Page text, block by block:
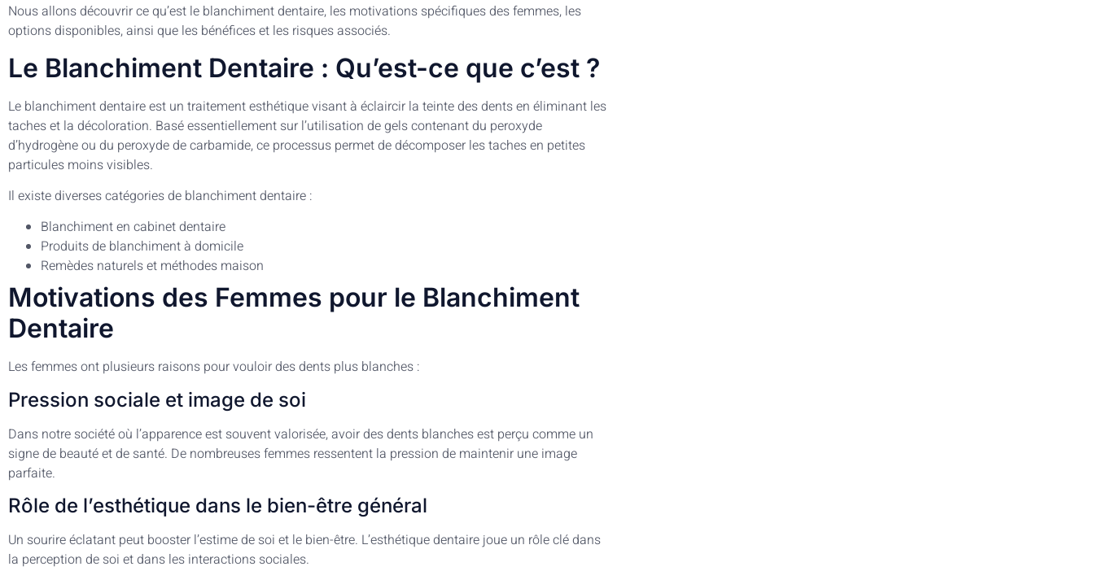
Nous allons découvrir ce qu’est le blanchiment dentaire, les motivations spécifiques des femmes, les
options disponibles, ainsi que les bénéfices et les risques associés.
Le Blanchiment Dentaire : Qu’est-ce que c’est ?
Le blanchiment dentaire est un traitement esthétique visant à éclaircir la teinte des dents en éliminant les
taches et la décoloration. Basé essentiellement sur l’utilisation de gels contenant du peroxyde
d’hydrogène ou du peroxyde de carbamide, ce processus permet de décomposer les taches en petites
particules moins visibles.
Il existe diverses catégories de blanchiment dentaire :
Blanchiment en cabinet dentaire
Produits de blanchiment à domicile
Remèdes naturels et méthodes maison
Motivations des Femmes pour le Blanchiment
Dentaire
Les femmes ont plusieurs raisons pour vouloir des dents plus blanches :
Pression sociale et image de soi
Dans notre société où l’apparence est souvent valorisée, avoir des dents blanches est perçu comme un
signe de beauté et de santé. De nombreuses femmes ressentent la pression de maintenir une image
parfaite.
Rôle de l’esthétique dans le bien-être général
Un sourire éclatant peut booster l’estime de soi et le bien-être. L’esthétique dentaire joue un rôle clé dans
la perception de soi et dans les interactions sociales.